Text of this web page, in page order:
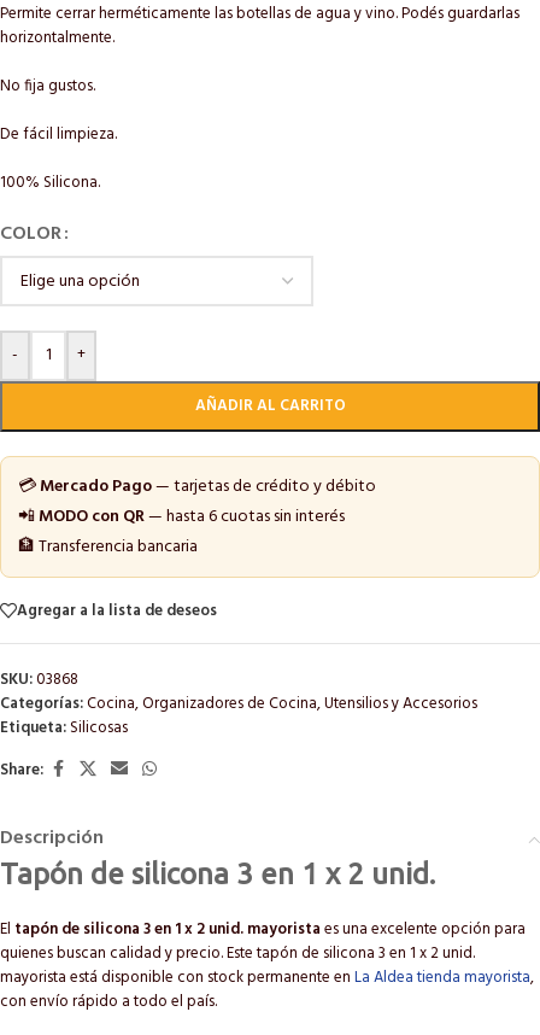
Permite cerrar herméticamente las botellas de agua y vino. Podés guardarlas
horizontalmente.
No fija gustos.
De fácil limpieza.
100% Silicona.
COLOR
-
+
AÑADIR AL CARRITO
💳Mercado Pago— tarjetas de crédito y débito
📲MODO con QR— hasta 6 cuotas sin interés
🏦 Transferencia bancaria
Agregar a la lista de deseos
SKU:03868
Categorías:Cocina,Organizadores de Cocina,Utensilios y Accesorios
Etiqueta:Silicosas
Share:
Descripción
Tapón de silicona 3 en 1 x 2 unid.
El tapón de silicona 3 en 1 x 2 unid. mayoristaes una excelente opción para
quienes buscan calidad y precio. Este tapón de silicona 3 en 1 x 2 unid.
mayorista está disponible con stock permanente enLa Aldea tienda mayorista,
con envío rápido a todo el país.